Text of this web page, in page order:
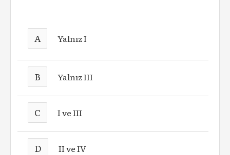
A Yalnız I
B Yalnız III
C I ve III
D II ve IV